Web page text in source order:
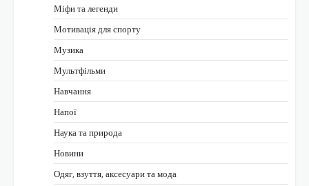
Міфи та легенди
Мотивація для спорту
Музика
Мультфільми
Навчання
Напої
Наука та природа
Новини
Одяг, взуття, аксесуари та мода